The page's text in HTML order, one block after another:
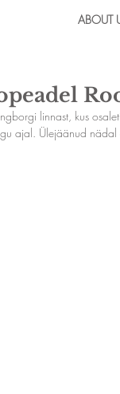
ABOUT
linnast, kus
ajal. Ülejäänud